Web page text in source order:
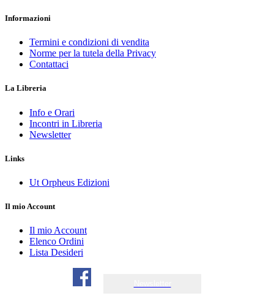
Informazioni
Termini e condizioni di vendita
Norme per la tutela della Privacy
Contattaci
La Libreria
Info e Orari
Incontri in Libreria
Newsletter
Links
Ut Orpheus Edizioni
Il mio Account
Il mio Account
Elenco Ordini
Lista Desideri